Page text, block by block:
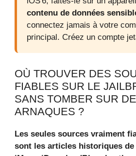
contenu de données
connectez jamais à votre
principal. Créez un compte
OÙ TROUVER DES
FIABLES SUR LE
SANS TOMBER SUR
ARNAQUES ?
Les seules sources vraiment
sont les articles historiques de